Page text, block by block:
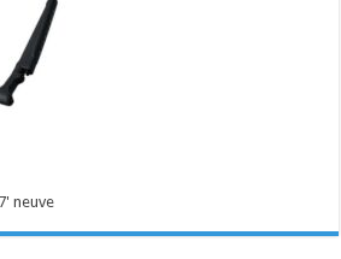
neuve